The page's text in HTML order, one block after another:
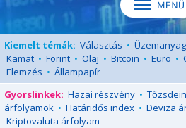
Kiemelt témák: Választás •
Kamat • Forint • Olaj • Bitcoin • Euro •
Elemzés • Állampapír
Gyorslinkek: Hazai részvény •
árfolyamok • Határidős index • Deviza
Kriptovaluta árfolyam